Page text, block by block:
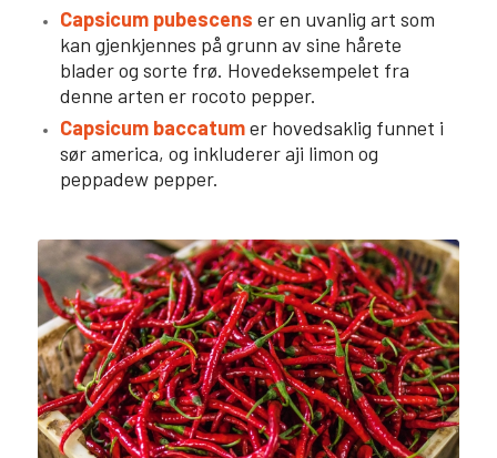
Capsicum pubescens er en uvanlig art som
kan gjenkjennes på grunn av sine hårete
blader og sorte frø. Hovedeksempelet fra
denne arten er rocoto pepper.
Capsicum baccatumer hovedsaklig funnet i
sør america, og inkluderer aji limon og
peppadew pepper.